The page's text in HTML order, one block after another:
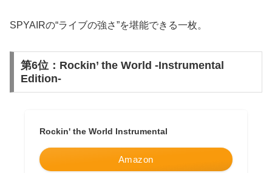
SPYAIRの“ライブの強さ”を堪能できる一枚。
第6位：Rockin’ the World -Instrumental
Edition-
Rockin' the World Instrumental
Amazon